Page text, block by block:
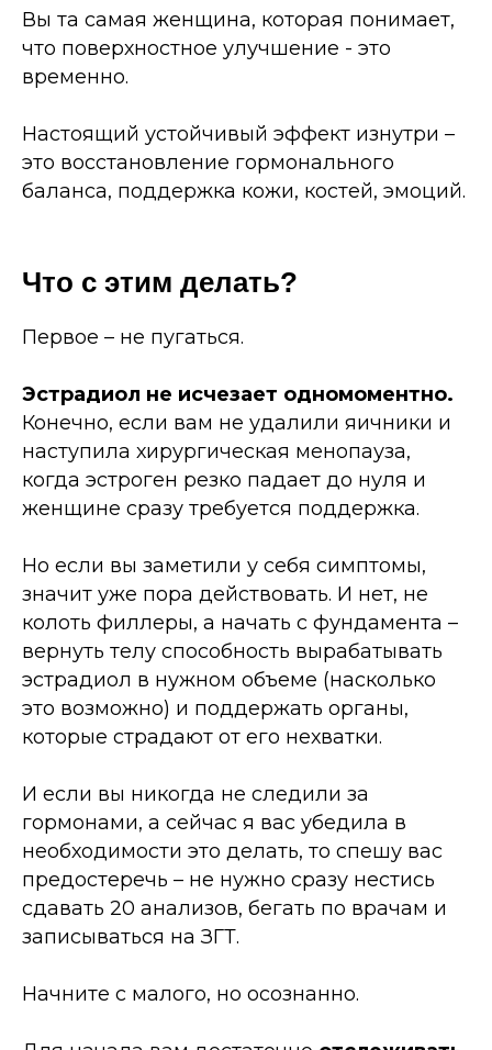
Вы та самая женщина, которая понимает,
что поверхностное улучшение - это
временно.
Настоящий устойчивый эффект изнутри –
это восстановление гормонального
баланса, поддержка кожи, костей, эмоций.
Что с этим делать?
Первое – не пугаться.
Эстрадиол не исчезает одномоментно.
Конечно, если вам не удалили яичники и
наступила хирургическая менопауза,
когда эстроген резко падает до нуля и
женщине сразу требуется поддержка.
Но если вы заметили у себя симптомы,
значит уже пора действовать. И нет, не
колоть филлеры, а начать с фундамента –
вернуть телу способность вырабатывать
эстрадиол в нужном объеме (насколько
это возможно) и поддержать органы,
которые страдают от его нехватки.
И если вы никогда не следили за
гормонами, а сейчас я вас убедила в
необходимости это делать, то спешу вас
предостеречь – не нужно сразу нестись
сдавать 20 анализов, бегать по врачам и
записываться на ЗГТ.
Начните с малого, но осознанно.